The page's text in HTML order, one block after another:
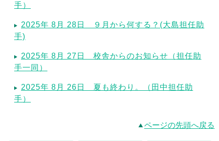
手）
2025年 8月 28日 ９月から何する？(大島担任助
手)
2025年 8月 27日 校舎からのお知らせ（担任助
手一同）
2025年 8月 26日 夏も終わり。（田中担任助
手）
ページの先頭へ戻る